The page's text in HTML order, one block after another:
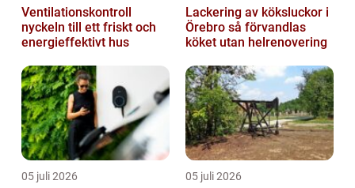
Ventilationskontroll
nyckeln till ett friskt och
energieffektivt hus
Lackering av köksluckor i
Örebro så förvandlas
köket utan helrenovering
05 juli 2026 05 juli 2026